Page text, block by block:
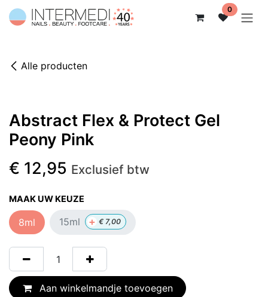
Overslaan naar inhoud 0
Alle producten
Abstract Flex & Protect Gel
Peony Pink
€ 12,95 Exclusief btw
MAAK UW KEUZE
8ml 15ml + €7,00
Aan winkelmandje toevoegen